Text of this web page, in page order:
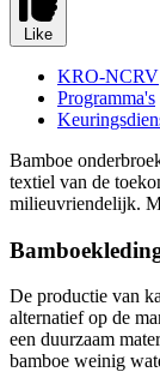
Like
KRO-NCRV
Programma's
Bamboe
textiel van de
milieuvriendelijk.
De productie van
alternatief op de
een duurzaam
bamboe weinig